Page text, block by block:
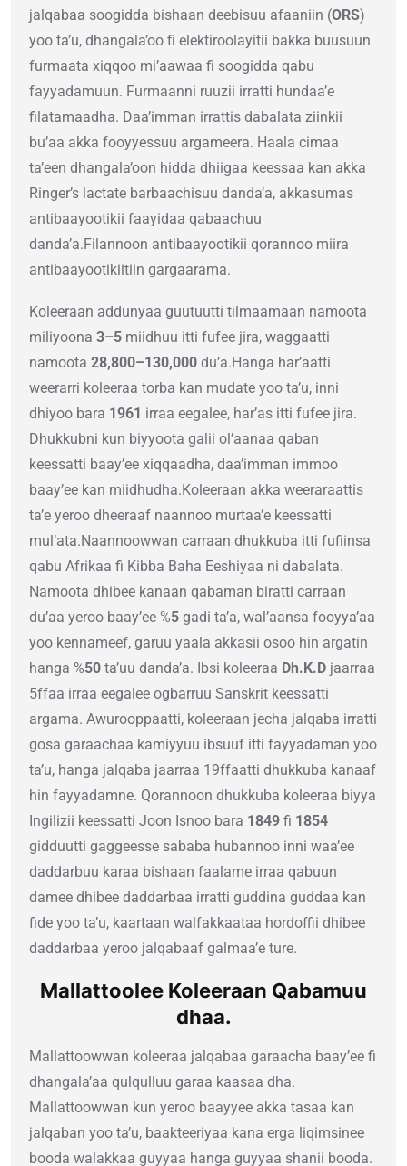
jalqabaa soogidda bishaan deebisuu afaaniin (ORS)
yoo ta’u, dhangala’oo fi elektiroolayitii bakka buusuun
furmaata xiqqoo mi’aawaa fi soogidda qabu
fayyadamuun. Furmaanni ruuzii irratti hundaa’e
filatamaadha. Daa’imman irrattis dabalata ziinkii
bu’aa akka fooyyessuu argameera. Haala cimaa
ta’een dhangala’oon hidda dhiigaa keessaa kan akka
Ringer’s lactate barbaachisuu danda’a, akkasumas
antibaayootikii faayidaa qabaachuu
danda’a.Filannoon antibaayootikii qorannoo miira
antibaayootikiitiin gargaarama.
Koleeraan addunyaa guutuutti tilmaamaan namoota
miliyoona 3–5 miidhuu itti fufee jira, waggaatti
namoota 28,800–130,000 du’a.Hanga har’aatti
weerarri koleeraa torba kan mudate yoo ta’u, inni
dhiyoo bara 1961 irraa eegalee, har’as itti fufee jira.
Dhukkubni kun biyyoota galii ol’aanaa qaban
keessatti baay’ee xiqqaadha, daa’imman immoo
baay’ee kan miidhudha.Koleeraan akka weeraraattis
ta’e yeroo dheeraaf naannoo murtaa’e keessatti
mul’ata.Naannoowwan carraan dhukkuba itti fufiinsa
qabu Afrikaa fi Kibba Baha Eeshiyaa ni dabalata.
Namoota dhibee kanaan qabaman biratti carraan
du’aa yeroo baay’ee %5 gadi ta’a, wal’aansa fooyya’aa
yoo kennameef, garuu yaala akkasii osoo hin argatin
hanga %50 ta’uu danda’a. Ibsi koleeraa Dh.K.D jaarraa
5ffaa irraa eegalee ogbarruu Sanskrit keessatti
argama. Awurooppaatti, koleeraan jecha jalqaba irratti
gosa garaachaa kamiyyuu ibsuuf itti fayyadaman yoo
ta’u, hanga jalqaba jaarraa 19ffaatti dhukkuba kanaaf
hin fayyadamne. Qorannoon dhukkuba koleeraa biyya
Ingilizii keessatti Joon Isnoo bara 1849 fi 1854
gidduutti gaggeesse sababa hubannoo inni waa’ee
daddarbuu karaa bishaan faalame irraa qabuun
damee dhibee daddarbaa irratti guddina guddaa kan
fide yoo ta’u, kaartaan walfakkaataa hordoffii dhibee
daddarbaa yeroo jalqabaaf galmaa’e ture.
Mallattoolee Koleeraan Qabamuu
dhaa.
Mallattoowwan koleeraa jalqabaa garaacha baay’ee fi
dhangala’aa qulqulluu garaa kaasaa dha.
Mallattoowwan kun yeroo baayyee akka tasaa kan
jalqaban yoo ta’u, baakteeriyaa kana erga liqimsinee
booda walakkaa guyyaa hanga guyyaa shanii booda.